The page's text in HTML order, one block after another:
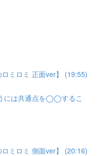
ミロミ 正面ver】 (19:55)
には共通点を◯◯するこ
ミロミ 側面ver】 (20:16)